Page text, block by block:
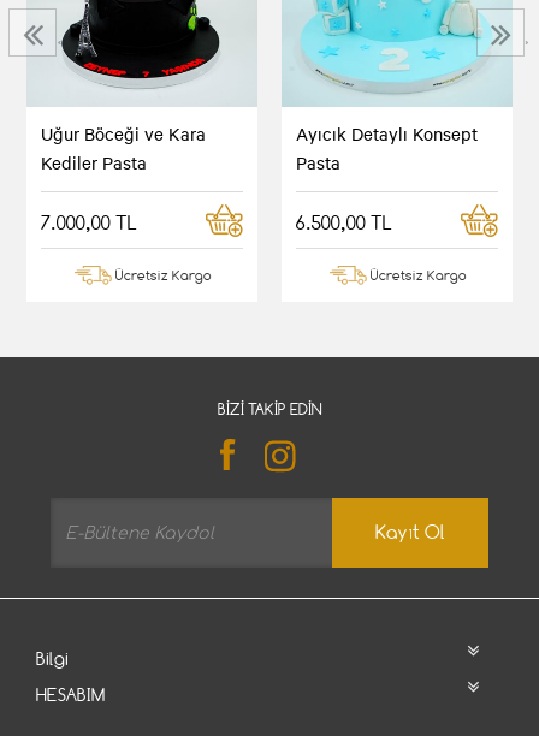
Uğur Böceği ve Kara
Kediler Pasta
7.000,00 TL
Ücretsiz Kargo
Ayıcık Detaylı Konsept
Pasta
6.500,00 TL
Ücretsiz Kargo
‹ ›
BIZI TAKIP EDIN
Kayıt Ol
Bilgi
HESABIM